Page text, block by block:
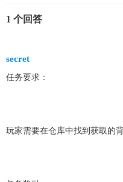
1 个回答
secret
任务要求：
玩家需要在仓库中找到获取的